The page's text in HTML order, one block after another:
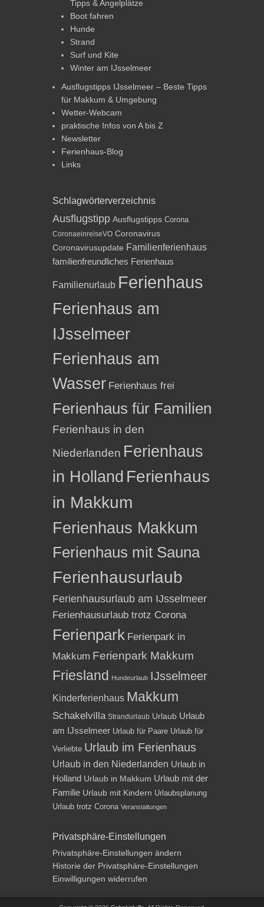
Tipps & Angelplätze
Boot fahren
Hunde
Strand
Surf und Kite
Winter am IJsselmeer
Ausflugstipps IJsselmeer – Beste Tipps
für Makkum & Umgebung
Wetter-Webcam
praktische Infos von A bis Z
Newsletter
Ferienhaus-Blog
Links
Schlagwörterverzeichnis
Ausflugstipp Ausflugstipps Corona
CoronaeinreiseVO Coronavirus
Coronavirusupdate Familienferienhaus
familienfreundliches Ferienhaus
Familienurlaub Ferienhaus
Ferienhaus am
IJsselmeer
Ferienhaus am
Wasser Ferienhaus frei
Ferienhaus für Familien
Ferienhaus in den
Niederlanden Ferienhaus
in Holland Ferienhaus
in Makkum
Ferienhaus Makkum
Ferienhaus mit Sauna
Ferienhausurlaub
Ferienhausurlaub am IJsselmeer
Ferienhausurlaub trotz Corona
Ferienpark Ferienpark in
Makkum Ferienpark Makkum
Friesland Hundeurlaub IJsselmeer
Kinderferienhaus Makkum
Schakelvilla Strandurlaub Urlaub Urlaub
am IJsselmeer Urlaub für Paare Urlaub für
Verliebte Urlaub im Ferienhaus
Urlaub in den Niederlanden Urlaub in
Holland Urlaub in Makkum Urlaub mit der
Familie Urlaub mit Kindern Urlaubsplanung
Urlaub trotz Corona Veranstaltungen
Privatsphäre-Einstellungen
Privatsphäre-Einstellungen ändern
Historie der Privatsphäre-Einstellungen
Einwilligungen widerrufen